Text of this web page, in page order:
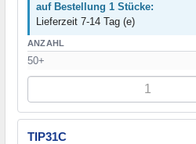
auf Bestellung 1 Stücke:
Lieferzeit 7-14 Tag (e)
ANZAHL
50+
TIP31C